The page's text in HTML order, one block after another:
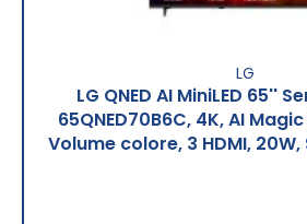
LG
LG QNED AI MiniLED 65''
65QNED70B6C, 4K, AI
Volume colore, 3 HDMI, 20W,